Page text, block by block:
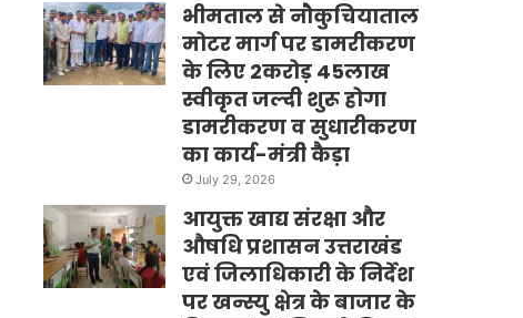
भीमताल से नौकुचियाताल
मोटर मार्ग पर डामरीकरण
के लिए 2करोड़ 45लाख
स्वीकृत जल्दी शुरू होगा
डामरीकरण व सुधारीकरण
का कार्य-मंत्री कैड़ा
July 29, 2026
आयुक्त खाद्य संरक्षा और
औषधि प्रशासन उत्तराखंड
एवं जिलाधिकारी के निर्देश
पर खन्स्यु क्षेत्र के बाजार के